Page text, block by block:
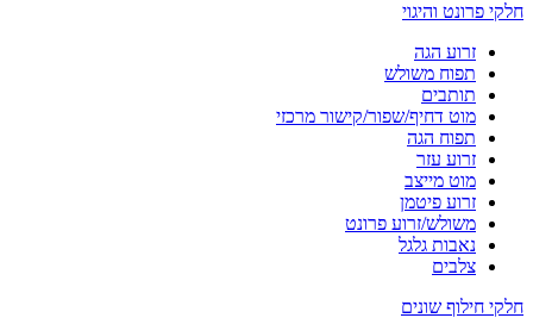
חלקי פרונט והיגוי
זרוע הגה
תפוח משולש
תותבים
מוט דחיף/שפור/קישור מרכזי
תפוח הגה
זרוע עזר
מוט מייצב
זרוע פיטמן
משולש/זרוע פרונט
נאבות גלגל
צלבים
חלקי חילוף שונים